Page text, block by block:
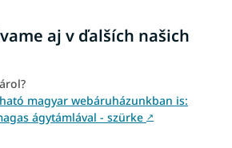
aj v ďalších našich
magyar webáruházunkban is:
ágytámlával - szürke ↗